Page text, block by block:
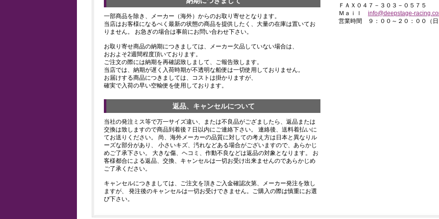
一部商品を除き、メーカー（海外）からのお取り寄せとなります。
当店はお客様になるべく最新の状態の商品を提供したく、大量の在庫は置いてお
りません。 お急ぎの場合は事前にお問い合わせ下さい。
お取り寄せ商品の納期につきましては、メーカー欠品していない場合は、
おおよそ2週間程度頂いております。
ご注文の際には納期を再確認致しまして、ご報告致します。
当店では、納期が遅く入荷時期が不透明な船便は一切使用しておりません。
お届けする商品につきましては、コストは掛かりますが、
確実で入荷の早い空輸便を使用しております。
返品、キャンセルについて
当社の発注ミス等で万一サイズ違い、または不良品がござましたら、返品または
交換は致しますので商品到着後７日以内にご連絡下さい。 連絡後、送料着払いに
てお送りください。 尚、海外メーカーの品質に対しての考え方は日本と異なりル
ーズな部分があり、 小さいキズ、汚れなどある場合がございますので、あらかじ
めご了承下さい。 大きな傷、ヘコミ、作動不良などは返品の対象となります。 お
客様都合による返品、交換、キャンセルは一切お受け出来ませんのであらかじめ
ご了承ください。
キャンセルにつきましては、ご注文を頂きご入金確認次第、メーカー発注を致し
ますが、 発注後のキャンセルは一切お受けできません。ご購入の際は慎重にお選
び下さい。
ＦＡＸ０４７－３０３－０５７５
Ｍａｉｌ info@deepstage-
営業時間 ９：００～２０：００（日